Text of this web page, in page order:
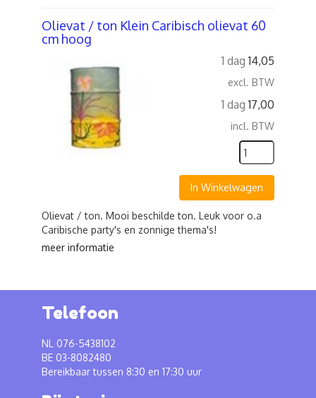
Olievat / ton Klein Caribisch olievat 60
cm hoog
1 dag 14,05
excl. BTW
1 dag 17,00
incl. BTW
In Winkelwagen
Olievat / ton. Mooi beschilde ton. Leuk voor o.a
Caribische party's en zonnige thema's!
meer informatie
Telefoon
NL 076-5438102
BE 03-8082480
Bereikbaar tussen 8:30 en 17:30 uur